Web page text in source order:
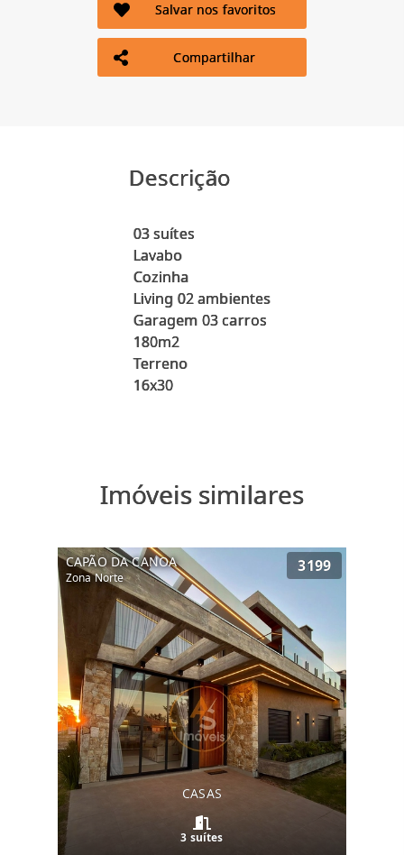
Salvar nos favoritos
Compartilhar
Descrição
03 suítes
Lavabo
Cozinha
Living 02 ambientes
Garagem 03 carros
180m2
Terreno
Imóveis similares
CAPÃO DA CANOA
Zona Norte
3199
CASAS
3 suítes